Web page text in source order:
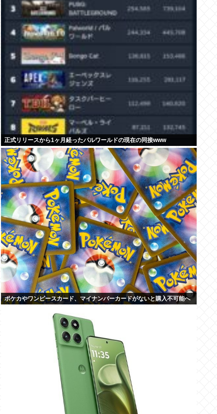
正式リリースから1ヶ月経ったパルワールドの現在の同接www
ポケカやワンピースカード、マイナンバーカードがないと購入不可能へ